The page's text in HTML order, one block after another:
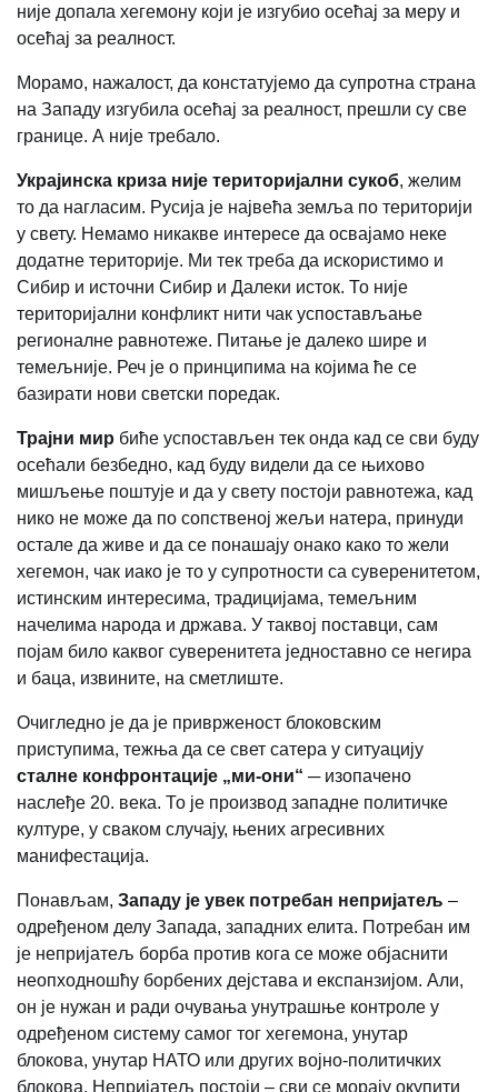
није допала хегемону који је изгубио осећај за меру и
осећај за реалност.
Морамо, нажалост, да констатујемо да супротна страна
на Западу изгубила осећај за реалност, прешли су све
границе. А није требало.
Украјинска криза није територијални сукоб, желим
то да нагласим. Русија је највећа земља по територији
у свету. Немамо никакве интересе да освајамо неке
додатне територије. Ми тек треба да искористимо и
Сибир и источни Сибир и Далеки исток. То није
територијални конфликт нити чак успостављање
регионалне равнотеже. Питање је далеко шире и
темељније. Реч је о принципима на којима ће се
базирати нови светски поредак.
Трајни мир биће успостављен тек онда кад се сви буду
осећали безбедно, кад буду видели да се њихово
мишљење поштује и да у свету постоји равнотежа, кад
нико не може да по сопственој жељи натера, принуди
остале да живе и да се понашају онако како то жели
хегемон, чак иако је то у супротности са суверенитетом,
истинским интересима, традицијама, темељним
начелима народа и држава. У таквој поставци, сам
појам било каквог суверенитета једноставно се негира
и баца, извините, на сметлиште.
Очигледно је да је приврженост блоковским
приступима, тежња да се свет сатера у ситуацију
сталне конфронтације „ми-они“ ─ изопачено
наслеђе 20. века. То је производ западне политичке
културе, у сваком случају, њених агресивних
манифестација.
Понављам, Западу је увек потребан непријатељ –
одређеном делу Запада, западних елита. Потребан им
је непријатељ борба против кога се може објаснити
неопходношћу борбених дејстава и експанзијом. Али,
он је нужан и ради очувања унутрашње контроле у
одређеном систему самог тог хегемона, унутар
блокова, унутар НАТО или других војно-политичких
блокова. Непријатељ постоји – сви се морају окупити